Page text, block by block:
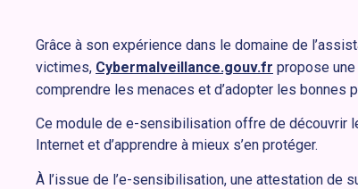
Grâce à son expérience dans le domaine de
victimes, Cybermalveillance.gouv.fr propose
comprendre les menaces et d’adopter les bonnes
Ce module de e-sensibilisation offre de découvrir
Internet et d’apprendre à mieux s’en protéger.
À l’issue de l’e-sensibilisation, une attestation de